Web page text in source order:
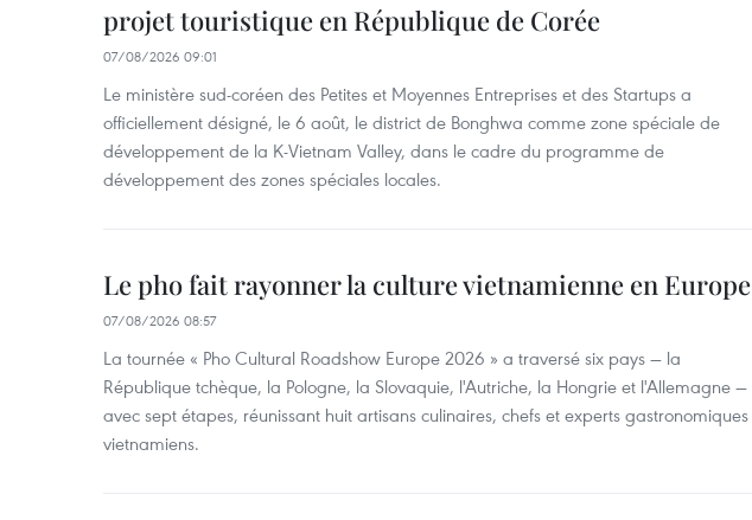
projet touristique en République de Corée
07/08/2026 09:01
Le ministère sud-coréen des Petites et Moyennes Entreprises et des Startups a
officiellement désigné, le 6 août, le district de Bonghwa comme zone spéciale de
développement de la K-Vietnam Valley, dans le cadre du programme de
développement des zones spéciales locales.
Le pho fait rayonner la culture vietnamienne en Europe
07/08/2026 08:57
La tournée « Pho Cultural Roadshow Europe 2026 » a traversé six pays — la
République tchèque, la Pologne, la Slovaquie, l'Autriche, la Hongrie et l'Allemagne —
avec sept étapes, réunissant huit artisans culinaires, chefs et experts gastronomiques
vietnamiens.